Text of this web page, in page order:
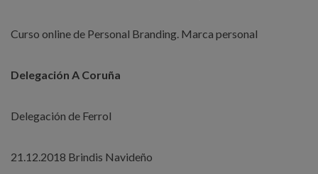
Curso online de Personal Branding. Marca personal
Delegación A Coruña
Delegación de Ferrol
21.12.2018 Brindis Navideño